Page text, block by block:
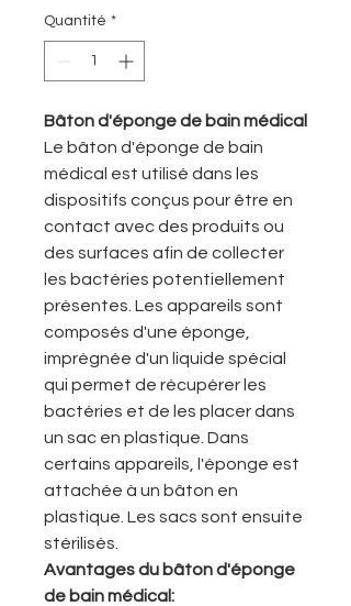
Quantité *
Bâton d'éponge de bain médical
Le bâton d'éponge de bain
médical est utilisé dans les
dispositifs conçus pour être en
contact avec des produits ou
des surfaces afin de collecter
les bactéries potentiellement
présentes. Les appareils sont
composés d'une éponge,
imprégnée d'un liquide spécial
qui permet de récupérer les
bactéries et de les placer dans
un sac en plastique. Dans
certains appareils, l'éponge est
attachée à un bâton en
plastique. Les sacs sont ensuite
stérilisés.
Avantages du bâton d'éponge
de bain médical: